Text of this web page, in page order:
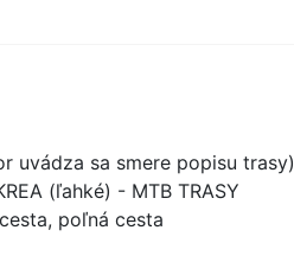
uvádza sa smere popisu trasy)
(ľahké) - MTB TRASY
poľná cesta